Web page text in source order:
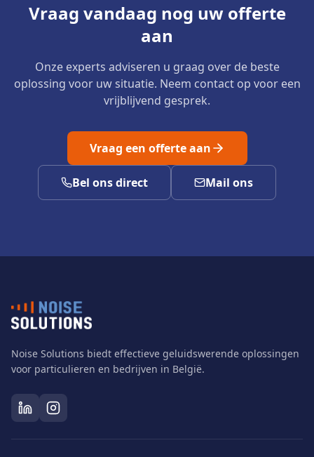
Vraag vandaag nog uw offerte
aan
Onze experts adviseren u graag over de beste
oplossing voor uw situatie. Neem contact op voor een
vrijblijvend gesprek.
Vraag een offerte aan
Bel ons direct Mail ons
Noise Solutions biedt effectieve geluidswerende oplossingen
voor particulieren en bedrijven in België.